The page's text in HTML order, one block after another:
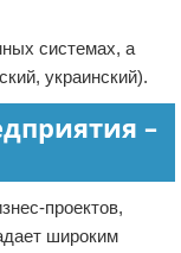
системах, а
украинский).
–
проектов,
широким